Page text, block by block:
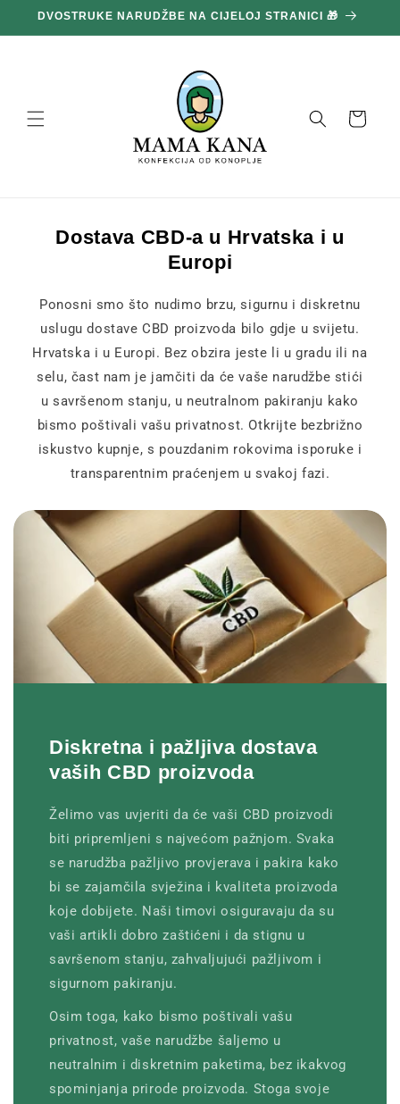
na
sadržaj
DVOSTRUKE NARUDŽBE NA CIJELOJ STRANICI 🎁
Košara
Dostava CBD-a u Hrvatska i u
Europi
Ponosni smo što nudimo brzu, sigurnu i diskretnu
uslugu dostave CBD proizvoda bilo gdje u svijetu.
Hrvatska i u Europi. Bez obzira jeste li u gradu ili na
selu, čast nam je jamčiti da će vaše narudžbe stići
u savršenom stanju, u neutralnom pakiranju kako
bismo poštivali vašu privatnost. Otkrijte bezbrižno
iskustvo kupnje, s pouzdanim rokovima isporuke i
transparentnim praćenjem u svakoj fazi.
Diskretna i pažljiva dostava
vaših CBD proizvoda
Želimo vas uvjeriti da će vaši CBD proizvodi
biti pripremljeni s najvećom pažnjom. Svaka
se narudžba pažljivo provjerava i pakira kako
bi se zajamčila svježina i kvaliteta proizvoda
koje dobijete. Naši timovi osiguravaju da su
vaši artikli dobro zaštićeni i da stignu u
savršenom stanju, zahvaljujući pažljivom i
sigurnom pakiranju.
Osim toga, kako bismo poštivali vašu
privatnost, vaše narudžbe šaljemo u
neutralnim i diskretnim paketima, bez ikakvog
spominjanja prirode proizvoda. Stoga svoje